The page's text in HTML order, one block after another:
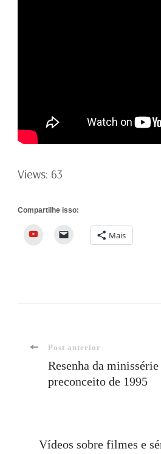
Views: 63
Compartilhe isso:
YouTube Mais
Navegação
Post anterior
Resenha da
preconceito de 1995
Vídeos sobre filmes e